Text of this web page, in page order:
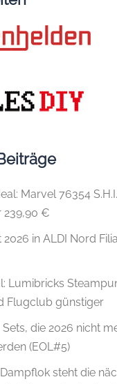
Marvel 76354
239,90 €
in ALDI Nord
Lumibricks
Flugclub günstiger
die 2026 nicht
(EOL#5)
steht die